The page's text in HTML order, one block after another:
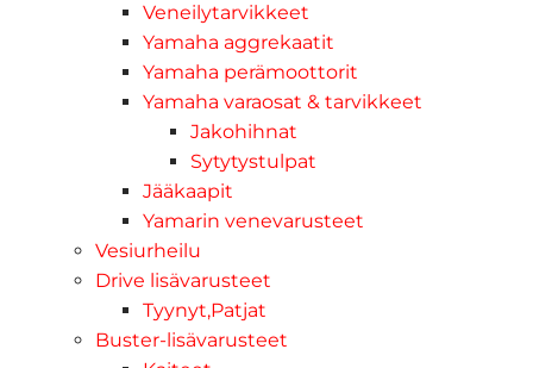
Veneilytarvikkeet
Yamaha aggrekaatit
Yamaha perämoottorit
Yamaha varaosat & tarvikkeet
Jakohihnat
Sytytystulpat
Jääkaapit
Yamarin venevarusteet
Vesiurheilu
Drive lisävarusteet
Tyynyt,Patjat
Buster-lisävarusteet